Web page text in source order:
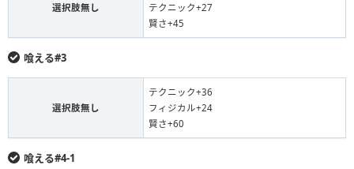
選択肢無し
テクニック+27
賢さ+45
喰える#3
選択肢無し
テクニック+36
フィジカル+24
賢さ+60
喰える#4-1